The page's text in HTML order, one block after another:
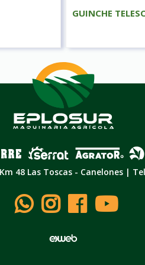
GUINCHE
48 Las Toscas - Canelones |